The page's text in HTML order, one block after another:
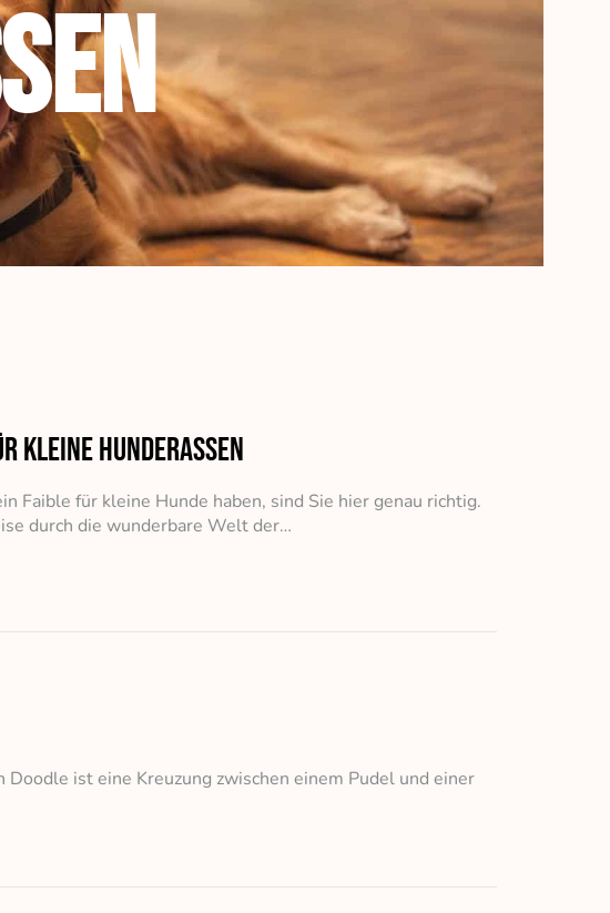
kleine Hunderassen
Faible für kleine Hunde haben, sind Sie hier genau richtig.
durch die wunderbare Welt der…
ist eine Kreuzung zwischen einem Pudel und einer